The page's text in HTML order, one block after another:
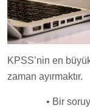
KPSS’nin en
zaman ayırmaktır.
• Bir soruya 2